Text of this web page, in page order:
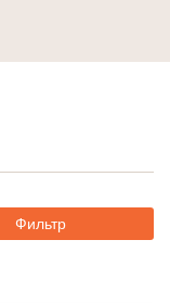
Фильтр